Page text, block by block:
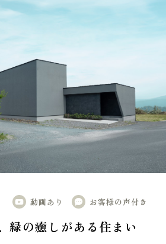
動画あり お客様の声付き
緑の癒しがある住まい